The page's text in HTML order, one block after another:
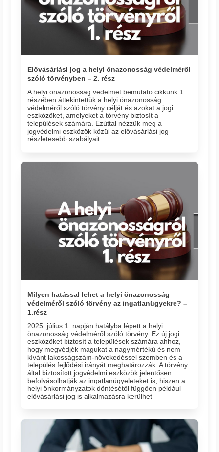
Elővásárlási jog a helyi önazonosság védelméről
szóló törvényben – 2. rész
A helyi önazonosság védelmét bemutató cikkünk 1.
részében áttekintettük a helyi önazonosság
védelméről szóló törvény célját és azokat a jogi
eszközöket, amelyeket a törvény biztosít a
települések számára. Ezúttal nézzük meg a
jogvédelmi eszközök közül az elővásárlási jog
részletesebb szabályait.
Milyen hatással lehet a helyi önazonosság
védelméről szóló törvény az ingatlanügyekre? –
1.rész
2025. július 1. napján hatályba lépett a helyi
önazonosság védelméről szóló törvény. Ez új jogi
eszközöket biztosít a települések számára ahhoz,
hogy megvédjék magukat a nagymértékű és nem
kívánt lakosságszám-növekedéssel szemben és a
település fejlődési irányát meghatározzák. A törvény
által biztosított jogvédelmi eszközök jelentősen
befolyásolhatják az ingatlanügyeleteket is, hiszen a
helyi önkormányzatok döntésétől függően például
elővásárlási jog is alkalmazásra kerülhet.